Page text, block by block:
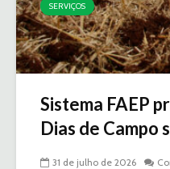
SERVIÇOS
Sistema FAEP
Dias de Campo
31 de julho de 2026